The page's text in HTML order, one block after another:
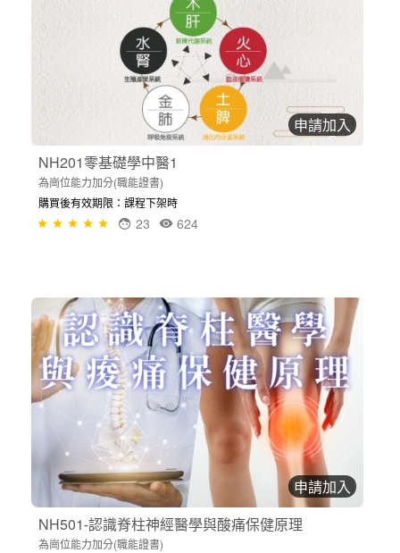
申請加入
NH201零基礎學中醫1
為崗位能力加分(職能證書)
購買後有效期限：課程下架時
624
23
申請加入
NH501-認識脊柱神經醫學與酸痛保健原理
為崗位能力加分(職能證書)